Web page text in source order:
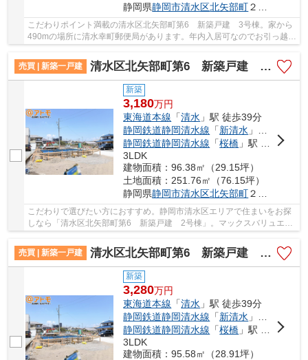
静岡県静岡市清水区北矢部町２丁目
こだわりポイント満載の清水区北矢部町第6 新築戸建 3号棟。家から
490mの場所に清水幸町郵便局があります。年内入居可なのでお引っ越し
がらくらくスムーズに進みます。モニターから...
売買 | 新築一戸建
清水区北矢部町第6 新築戸建 2号棟
新築
3,180万円
東海道本線 「清水 」駅 徒歩39分
静岡鉄道静岡清水線 「新清水 」駅 徒歩29分
静岡鉄道静岡清水線 「桜橋 」駅 徒歩23分
3LDK
建物面積：96.38㎡（29.15坪）
土地面積：251.76㎡（76.15坪）
静岡県静岡市清水区北矢部町２丁目
こだわりで選びたい方におすすめ。静岡市清水区エリアで住まいをお探
しなら「清水区北矢部町第6 新築戸建 2号棟」。マックスバリュエク
スプレス 清水村松原店まで457mです。歩いて49...
売買 | 新築一戸建
清水区北矢部町第6 新築戸建 1号棟
新築
3,280万円
東海道本線 「清水 」駅 徒歩39分
静岡鉄道静岡清水線 「新清水 」駅 徒歩29分
静岡鉄道静岡清水線 「桜橋 」駅 徒歩23分
3LDK
建物面積：95.58㎡（28.91坪）